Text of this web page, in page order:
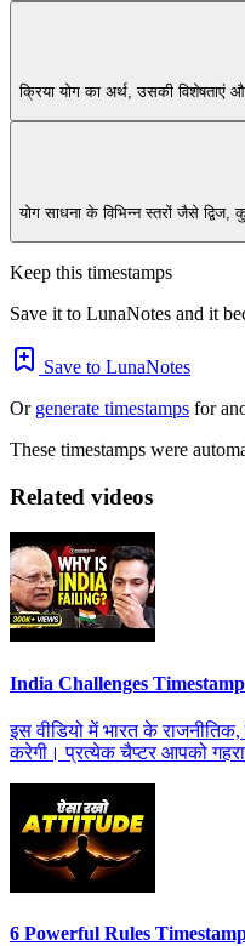
क्रिया योग का अर्थ, उसकी विशेषताएं
योग साधना के विभिन्न स्तरों जैसे
Keep this timestamps
Save it to LunaNotes and it
Save to LunaNotes
Or generate timestamps for
These timestamps were
Related videos
India Challenges
इस वीडियो में भारत के
करेगी। प्रत्येक चैप्टर आपको
6 Powerful Rules